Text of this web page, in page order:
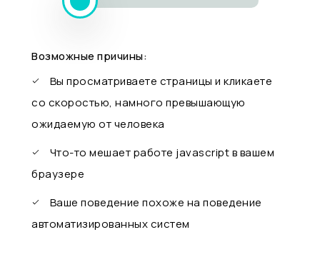
Возможные причины:
Вы просматриваете страницы и кликаете
со скоростью, намного превышающую
ожидаемую от человека
Что-то мешает работе javascript в вашем
браузере
Ваше поведение похоже на поведение
автоматизированных систем